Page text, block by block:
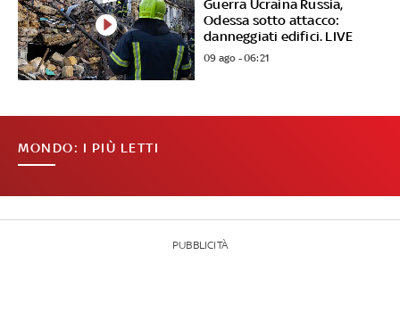
Guerra Ucraina Russia,
Odessa sotto attacco:
danneggiati edifici. LIVE
09 ago - 06:21
MONDO: I PIÙ LETTI
PUBBLICITÀ